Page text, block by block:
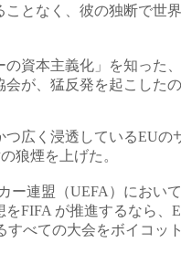
ことなく、彼の独断で世
の資本主義化」を知った
会が、猛反発を起こした
つ広く浸透しているEUの
狼煙を上げた。
ー連盟（UEFA）におい
FIFA が推進するなら、
すべての大会をボイコッ